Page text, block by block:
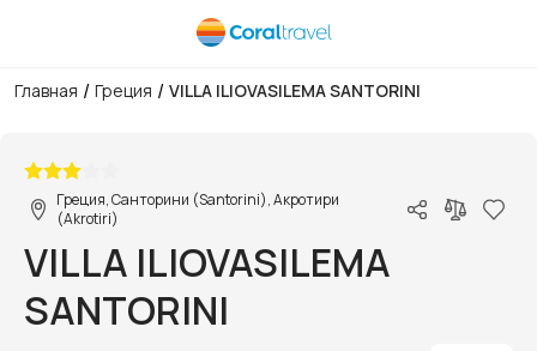
Главная / Греция / VILLA ILIOVASILEMA SANTORINI
Греция, Санторини (Santorini), Акротири
(Akrotiri)
VILLA ILIOVASILEMA
SANTORINI